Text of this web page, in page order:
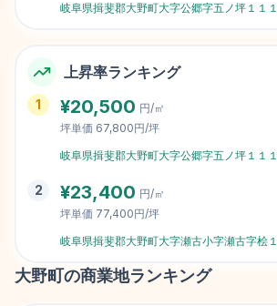
岐阜県揖斐郡大野町大字公郷字五ノ坪１１１
上昇率ランキング
1 ¥20,500 円/㎡
坪単価 67,800円/坪
岐阜県揖斐郡大野町大字公郷字五ノ坪１１１
2 ¥23,400 円/㎡
坪単価 77,400円/坪
岐阜県揖斐郡大野町大字瀬古小字瀬古字桧１
大野町の商業地ランキング